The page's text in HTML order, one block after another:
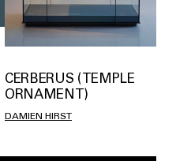
CERBERUS (TEMPLE
ORNAMENT)
DAMIEN HIRST